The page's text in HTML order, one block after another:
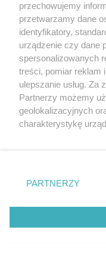
widać już
przechowujemy
przetwarzamy dane
identyfikatory,
urządzenie czy dane
spersonalizowanych
treści, pomiar reklam
ulepszanie usług. Za
Partnerzy możemy
geolokalizacyjnych
charakterystykę
zmienić/wycofać
znajdujący się w
rodzaje
użytkownika, ale
przetwarzaniu.
PARTNERZY